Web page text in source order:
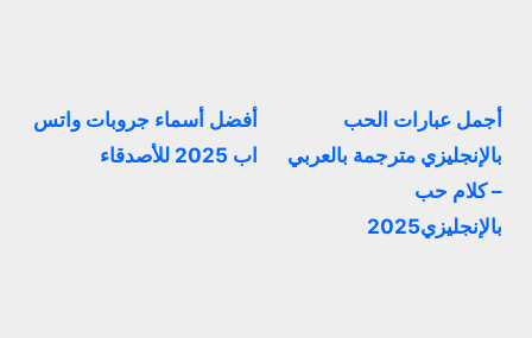
أجمل عبارات الحب
بالإنجليزي مترجمة بالعربي
– كلام حب
بالإنجليزي2025
أفضل أسماء جروبات واتس
اب 2025 للأصدقاء